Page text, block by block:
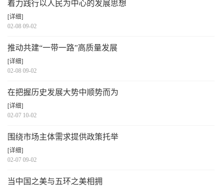
着力践行以人民为中心的发展思想
[详细]
02-08 09-02
推动共建“一带一路”高质量发展
[详细]
02-08 09-02
在把握历史发展大势中顺势而为
[详细]
02-07 10-02
围绕市场主体需求提供政策托举
[详细]
02-07 09-02
当中国之美与五环之美相拥